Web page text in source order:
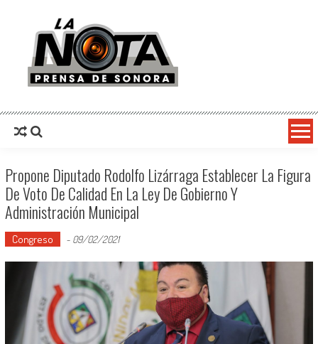
La Nota Prensa De Sonora
Propone Diputado Rodolfo Lizárraga Establecer La Figura
De Voto De Calidad En La Ley De Gobierno Y
Administración Municipal
Congreso - 09/02/2021